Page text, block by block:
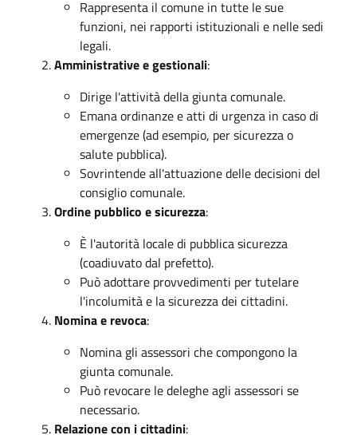
Rappresenta il comune in tutte le sue
funzioni, nei rapporti istituzionali e nelle sedi
legali.
Amministrative e gestionali:
Dirige l'attività della giunta comunale.
Emana ordinanze e atti di urgenza in caso di
emergenze (ad esempio, per sicurezza o
salute pubblica).
Sovrintende all'attuazione delle decisioni del
consiglio comunale.
Ordine pubblico e sicurezza:
È l'autorità locale di pubblica sicurezza
(coadiuvato dal prefetto).
Può adottare provvedimenti per tutelare
l'incolumità e la sicurezza dei cittadini.
Nomina e revoca:
Nomina gli assessori che compongono la
giunta comunale.
Può revocare le deleghe agli assessori se
necessario.
Relazione con i cittadini: